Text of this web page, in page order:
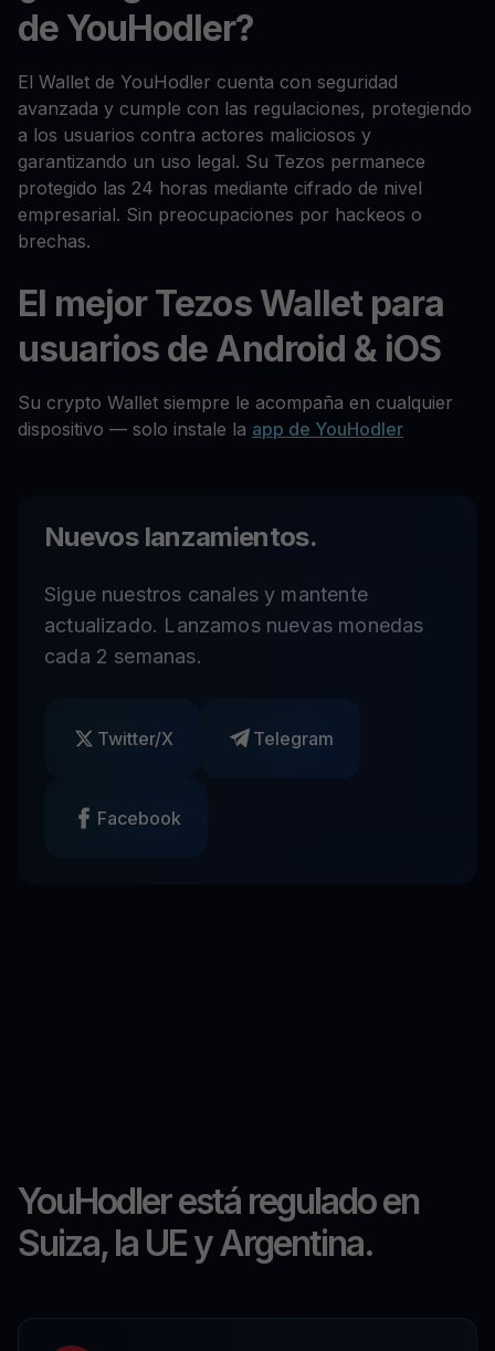
de YouHodler?
El Wallet de YouHodler cuenta con seguridad
avanzada y cumple con las regulaciones, protegiendo
a los usuarios contra actores maliciosos y
garantizando un uso legal. Su Tezos permanece
protegido las 24 horas mediante cifrado de nivel
empresarial. Sin preocupaciones por hackeos o
brechas.
El mejor Tezos Wallet para
usuarios de Android & iOS
Su crypto Wallet siempre le acompaña en cualquier
dispositivo — solo instale la app de YouHodler
Nuevos lanzamientos.
Sigue nuestros canales y mantente
actualizado. Lanzamos nuevas monedas
cada 2 semanas.
Twitter/X Telegram
Facebook
YouHodler está regulado en
Suiza, la UE y Argentina.